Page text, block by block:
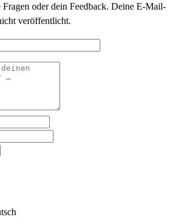
oder dein Feedback. Deine E-Mail-
veröffentlicht.